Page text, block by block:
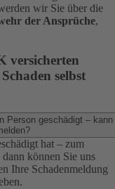
wir Sie über die
der Ansprüche,
versicherten
selbst
Person geschädigt – kann
hat – zum
dann können Sie uns
Ihre Schadenmeldung